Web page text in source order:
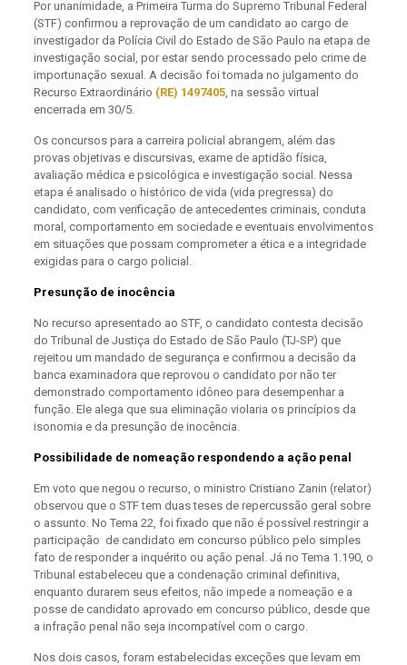
Por unanimidade, a Primeira Turma do Supremo Tribunal Federal
(STF) confirmou a reprovação de um candidato ao cargo de
investigador da Polícia Civil do Estado de São Paulo na etapa de
investigação social, por estar sendo processado pelo crime de
importunação sexual. A decisão foi tomada no julgamento do
Recurso Extraordinário (RE) 1497405, na sessão virtual
encerrada em 30/5.
Os concursos para a carreira policial abrangem, além das
provas objetivas e discursivas, exame de aptidão física,
avaliação médica e psicológica e investigação social. Nessa
etapa é analisado o histórico de vida (vida pregressa) do
candidato, com verificação de antecedentes criminais, conduta
moral, comportamento em sociedade e eventuais envolvimentos
em situações que possam comprometer a ética e a integridade
exigidas para o cargo policial.
Presunção de inocência
No recurso apresentado ao STF, o candidato contesta decisão
do Tribunal de Justiça do Estado de São Paulo (TJ-SP) que
rejeitou um mandado de segurança e confirmou a decisão da
banca examinadora que reprovou o candidato por não ter
demonstrado comportamento idôneo para desempenhar a
função. Ele alega que sua eliminação violaria os princípios da
isonomia e da presunção de inocência.
Possibilidade de nomeação respondendo a ação penal
Em voto que negou o recurso, o ministro Cristiano Zanin (relator)
observou que o STF tem duas teses de repercussão geral sobre
o assunto. No Tema 22, foi fixado que não é possível restringir a
participação de candidato em concurso público pelo simples
fato de responder a inquérito ou ação penal. Já no Tema 1.190, o
Tribunal estabeleceu que a condenação criminal definitiva,
enquanto durarem seus efeitos, não impede a nomeação e a
posse de candidato aprovado em concurso público, desde que
a infração penal não seja incompatível com o cargo.
Nos dois casos, foram estabelecidas exceções que levam em